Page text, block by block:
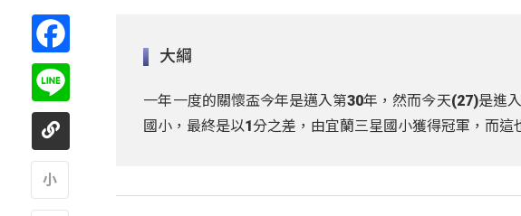
大綱
一年一度的關懷盃今年是邁入第30年，然而今天(27)是進
國小，最終是以1分之差，由宜蘭三星國小獲得冠軍，而